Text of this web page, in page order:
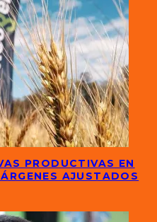
PRODUCTIVAS EN
AJUSTADOS